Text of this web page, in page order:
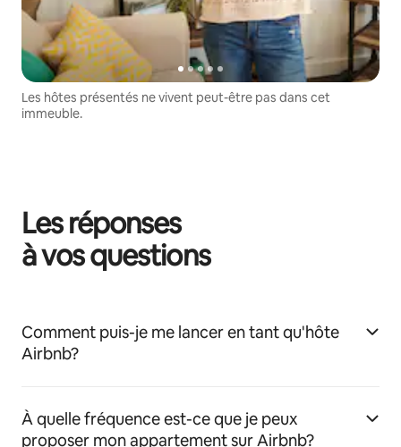
Les hôtes présentés ne vivent peut-être pas dans cet
immeuble.
Les réponses
à vos questions
Comment puis-je me lancer en tant qu'hôte
Airbnb?
À quelle fréquence est-ce que je peux
proposer mon appartement sur Airbnb?